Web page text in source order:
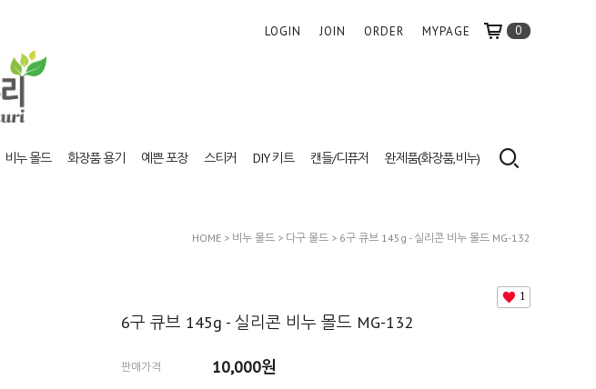
LOGIN JOIN ORDER MYPAGE 0
비누 몰드 화장품 용기 예쁜 포장 스티커 DIY 키트 캔들/디퓨저 완제품(화장품,비누)
HOME > 비누 몰드 > 다구 몰드 > 6구 큐브 145g - 실리콘 비누 몰드 MG-132
1
6구 큐브 145g - 실리콘 비누 몰드 MG-132
판매가격 10,000원